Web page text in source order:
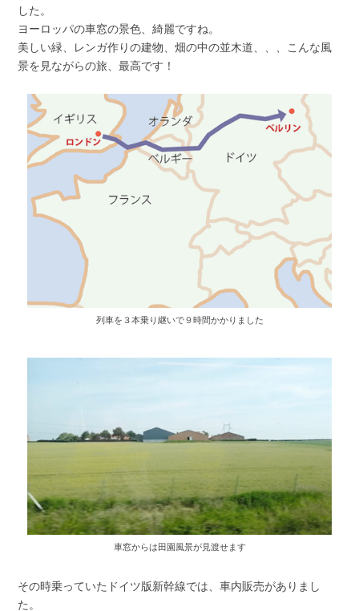
した。
ヨーロッパの車窓の景色、綺麗ですね。
美しい緑、レンガ作りの建物、畑の中の並木道、、、こんな風
景を見ながらの旅、最高です！
列車を３本乗り継いで９時間かかりました
車窓からは田園風景が見渡せます
その時乗っていたドイツ版新幹線では、車内販売がありまし
た。